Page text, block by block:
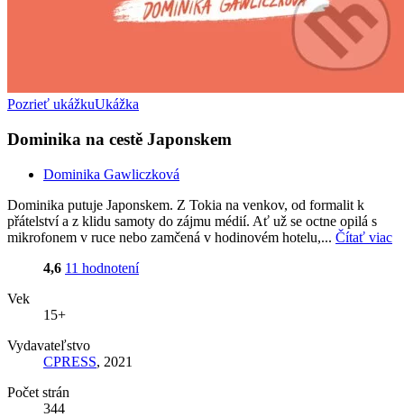
Pozrieť ukážkuUkážka
Dominika na cestě Japonskem
Dominika Gawliczková
Dominika putuje Japonskem. Z Tokia na venkov, od formalit k
přátelství a z klidu samoty do zájmu médií. Ať už se octne opilá s
mikrofonem v ruce nebo zamčená v hodinovém hotelu,... Čítať viac
4,6 11 hodnotení
Vek
15+
Vydavateľstvo
CPRESS, 2021
Počet strán
344